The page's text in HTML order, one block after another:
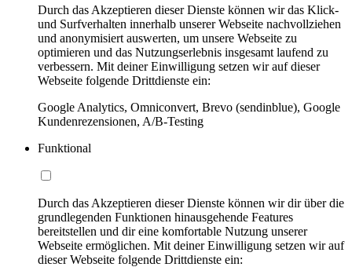
Durch das Akzeptieren dieser Dienste können wir das Klick-
und Surfverhalten innerhalb unserer Webseite nachvollziehen
und anonymisiert auswerten, um unsere Webseite zu
optimieren und das Nutzungserlebnis insgesamt laufend zu
verbessern. Mit deiner Einwilligung setzen wir auf dieser
Webseite folgende Drittdienste ein:
Google Analytics, Omniconvert, Brevo (sendinblue), Google
Kundenrezensionen, A/B-Testing
Funktional
Durch das Akzeptieren dieser Dienste können wir dir über die
grundlegenden Funktionen hinausgehende Features
bereitstellen und dir eine komfortable Nutzung unserer
Webseite ermöglichen. Mit deiner Einwilligung setzen wir auf
dieser Webseite folgende Drittdienste ein: